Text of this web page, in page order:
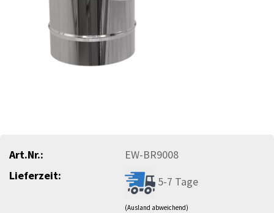
Art.Nr.:
EW-BR9008
Lieferzeit:
5-7 Tage
(Ausland abweichend)